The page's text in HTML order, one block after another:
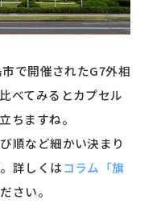
で開催されたG7外相
べてみるとカプセル
ちますね。
順など細かい決まり
詳しくはコラム「旗
さい。